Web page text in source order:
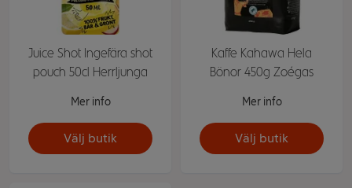
Juice Shot Ingefära shot
pouch 50cl Herrljunga
Mer info
Välj butik
Kaffe Kahawa Hela
Bönor 450g Zoégas
Mer info
Välj butik